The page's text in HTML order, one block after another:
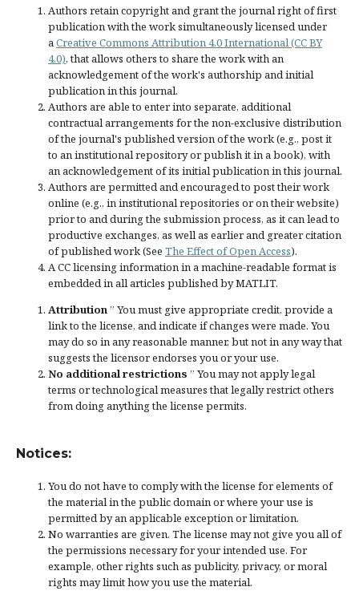
Authors retain copyright and grant the journal right of first
publication with the work simultaneously licensed under
a Creative Commons Attribution 4.0 International (CC BY
4.0), that allows others to share the work with an
acknowledgement of the work's authorship and initial
publication in this journal.
Authors are able to enter into separate, additional
contractual arrangements for the non-exclusive distribution
of the journal's published version of the work (e.g., post it
to an institutional repository or publish it in a book), with
an acknowledgement of its initial publication in this journal.
Authors are permitted and encouraged to post their work
online (e.g., in institutional repositories or on their website)
prior to and during the submission process, as it can lead to
productive exchanges, as well as earlier and greater citation
of published work (See The Effect of Open Access).
A CC licensing information in a machine-readable format is
embedded in all articles published by MATLIT.
Attribution” You must give appropriate credit, provide a
link to the license, andindicate if changes were made. You
may do so in any reasonable manner, but not in any way that
suggests the licensor endorses you or your use.
No additional restrictions ” You may not apply legal
terms ortechnological measuresthat legally restrict others
from doing anything the license permits.
Notices:
You do not have to comply with the license for elements of
the material in the public domain or where your use is
permitted by an applicable exception or limitation.
No warranties are given. The license may not give you all of
the permissions necessary for your intended use. For
example, other rights such as publicity, privacy, or moral
rights may limit how you use the material.